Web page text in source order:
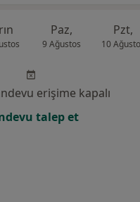
Paz,
9 Ağustos
Pzt,
10
erişime kapalı
talep et